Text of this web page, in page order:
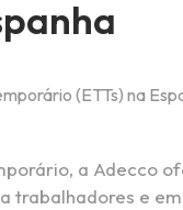
(ETTs) na
a Adecco
trabalhadores e